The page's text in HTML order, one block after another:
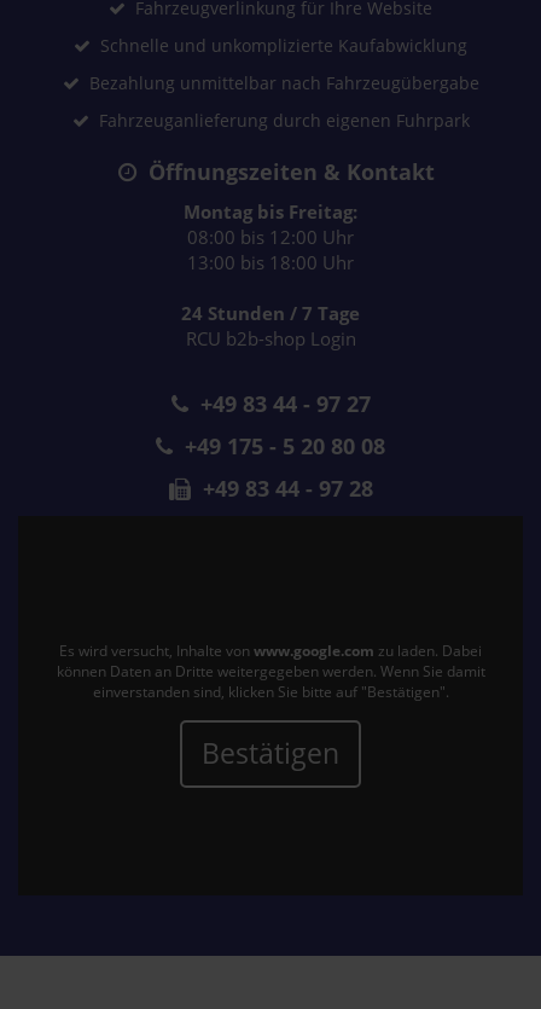
Fahrzeugverlinkung für Ihre Website
Schnelle und unkomplizierte Kaufabwicklung
Bezahlung unmittelbar nach Fahrzeugübergabe
Fahrzeuganlieferung durch eigenen Fuhrpark
Öffnungszeiten & Kontakt
Montag bis Freitag:
08:00 bis 12:00 Uhr
13:00 bis 18:00 Uhr
24 Stunden / 7 Tage
RCU b2b-shop Login
+49 83 44 - 97 27
+49 175 - 5 20 80 08
+49 83 44 - 97 28
Es wird versucht, Inhalte von www.google.com zu laden. Dabei
können Daten an Dritte weitergegeben werden. Wenn Sie damit
einverstanden sind, klicken Sie bitte auf "Bestätigen".
Bestätigen